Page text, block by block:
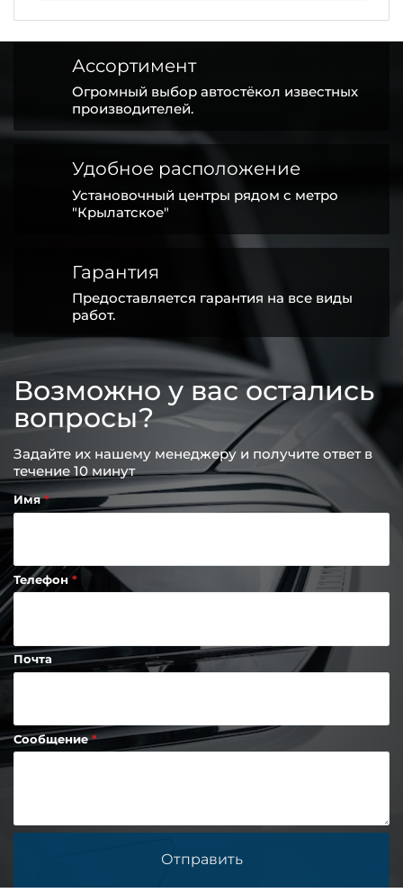
Ассортимент
Огромный выбор автостёкол известных
производителей.
Удобное расположение
Установочный центры рядом с метро
"Крылатское"
Гарантия
Предоставляется гарантия на все виды
работ.
Возможно у вас остались
вопросы?
Задайте их нашему менеджеру и получите ответ в
течение 10 минут
Имя
Телефон
Почта
Сообщение